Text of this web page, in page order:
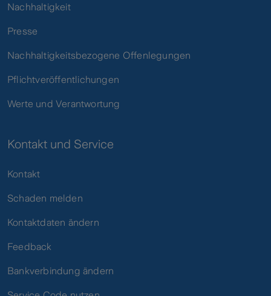
Nachhaltigkeit
Presse
Nachhaltigkeitsbezogene Offenlegungen
Pflichtveröffentlichungen
Werte und Verantwortung
Kontakt und Service
Kontakt
Schaden melden
Kontaktdaten ändern
Feedback
Bankverbindung ändern